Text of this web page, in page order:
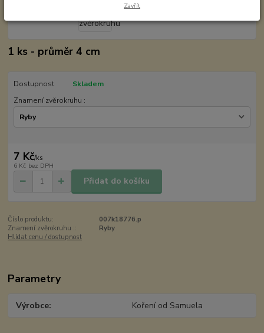
1 ks - průměr 4 cm
Dostupnost
Skladem
Znamení zvěrokruhu :
7 Kč/ks
6 Kč bez DPH
Přidat do košíku
Číslo produktu:
007k18776.p
Znamení zvěrokruhu ::
Ryby
Hlídat cenu / dostupnost
Parametry
Výrobce Koření od Samuela
Zavřít